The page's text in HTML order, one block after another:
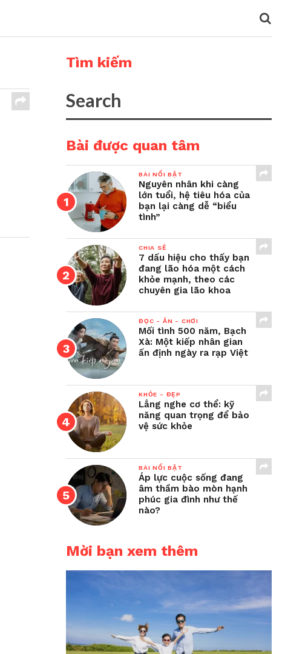
Tìm kiếm
Bài được quan tâm
BÀI NỔI BẬT
Nguyên nhân khi càng
lớn tuổi, hệ tiêu hóa của
bạn lại càng dễ “biểu
tình”
CHIA SẺ
7 dấu hiệu cho thấy bạn
đang lão hóa một cách
khỏe mạnh, theo các
chuyên gia lão khoa
ĐỌC - ĂN - CHƠI
Mối tình 500 năm, Bạch
Xà: Một kiếp nhân gian
ấn định ngày ra rạp Việt
KHỎE - ĐẸP
Lắng nghe cơ thể: kỹ
năng quan trọng để bảo
vệ sức khỏe
BÀI NỔI BẬT
Áp lực cuộc sống đang
âm thầm bào mòn hạnh
phúc gia đình như thế
nào?
Mời bạn xem thêm